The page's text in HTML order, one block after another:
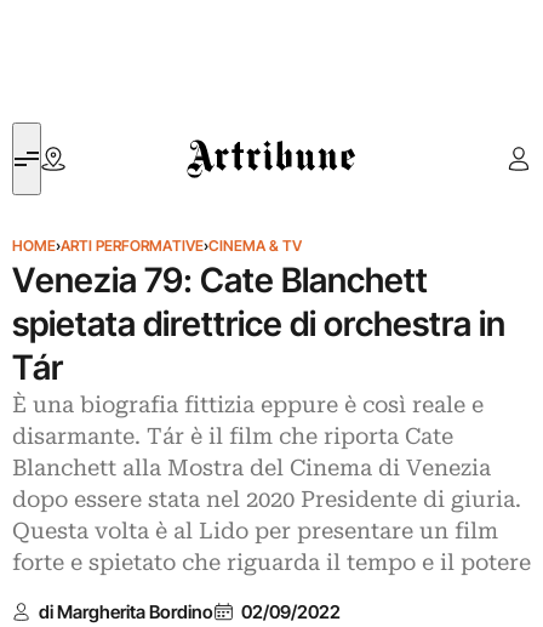
Artribune
HOME›ARTI PERFORMATIVE›CINEMA & TV
Venezia 79: Cate Blanchett
spietata direttrice di orchestra in
Tár
È una biografia fittizia eppure è così reale e
disarmante. Tár è il film che riporta Cate
Blanchett alla Mostra del Cinema di Venezia
dopo essere stata nel 2020 Presidente di giuria.
Questa volta è al Lido per presentare un film
forte e spietato che riguarda il tempo e il potere
di Margherita Bordino 02/09/2022